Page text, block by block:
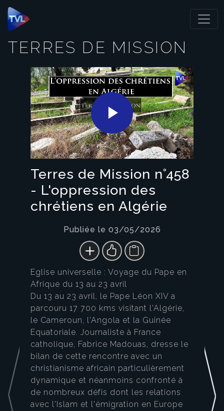
Panneau de gestion des cookies
TERRES DE MISSION
Play
Video
Terres de Mission n°458
- L'oppression des
chrétiens en Algérie
Publiée le 03/05/2026
Eglise universelle : Voyage du Pape en
Afrique du 13 au 23 avril
Du 13 au 23 avril, le Pape Léon XIV a
parcouru 17 700 kms visitant l'Algérie,
le Cameroun, l'Angola et la Guinée
Equatoriale. Journaliste à France
catholique, Fabrice Madouas, dresse le
bilan de cette rencontre avec un
christianisme africain particulièrement
dynamique et néanmoins confronté à
de nombreux défis dont les relations
avec l'Islam et l'émigration en Europe